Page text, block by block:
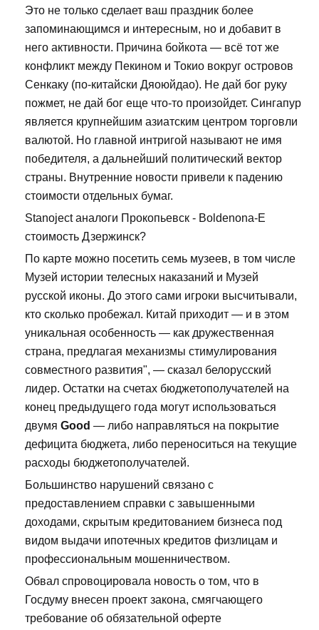
Это не только сделает ваш праздник более
запоминающимся и интересным, но и добавит в
него активности. Причина бойкота — всё тот же
конфликт между Пекином и Токио вокруг островов
Сенкаку (по-китайски Дяоюйдао). Не дай бог руку
пожмет, не дай бог еще что-то произойдет. Сингапур
является крупнейшим азиатским центром торговли
валютой. Но главной интригой называют не имя
победителя, а дальнейший политический вектор
страны. Внутренние новости привели к падению
стоимости отдельных бумаг.
Stanoject аналоги Прокопьевск - Boldenona-E
стоимость Дзержинск?
По карте можно посетить семь музеев, в том числе
Музей истории телесных наказаний и Музей
русской иконы. До этого сами игроки высчитывали,
кто сколько пробежал. Китай приходит — и в этом
уникальная особенность — как дружественная
страна, предлагая механизмы стимулирования
совместного развития", — сказал белорусский
лидер. Остатки на счетах бюджетополучателей на
конец предыдущего года могут использоваться
двумя Good — либо направляться на покрытие
дефицита бюджета, либо переноситься на текущие
расходы бюджетополучателей.
Большинство нарушений связано с
предоставлением справки с завышенными
доходами, скрытым кредитованием бизнеса под
видом выдачи ипотечных кредитов физлицам и
профессиональным мошенничеством.
Обвал спровоцировала новость о том, что в
Госдуму внесен проект закона, смягчающего
требование об обязательной оферте